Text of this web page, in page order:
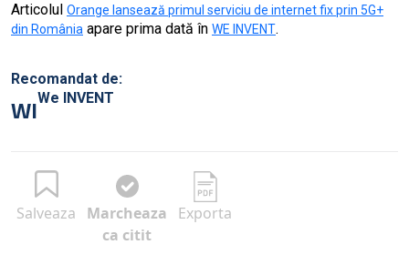
Articolul Orange lansează primul serviciu de internet fix prin 5G+
din România apare prima dată în WE INVENT.
Recomandat de:
WIWe INVENT
Salveaza
Marcheaza
ca citit
Exporta